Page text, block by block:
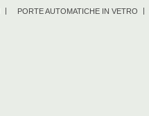
PORTE AUTOMATICHE IN VETRO